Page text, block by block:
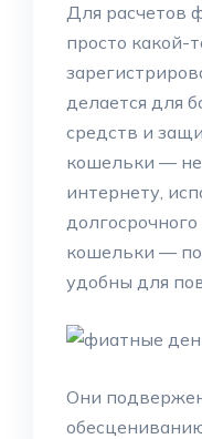
Для расчетов
просто какой-
делается для
средств и
кошельки —
интернету,
кошельки —
удобны для
Они